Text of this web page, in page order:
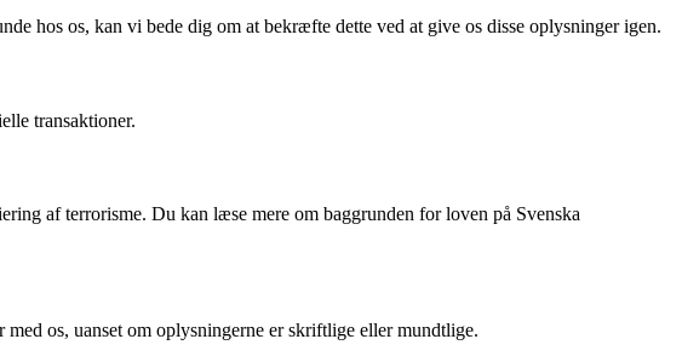
hos os, kan vi bede dig om at bekræfte dette ved at give os disse oplysninger igen.
transaktioner.
af terrorisme. Du kan læse mere om baggrunden for loven på Svenska
os, uanset om oplysningerne er skriftlige eller mundtlige.